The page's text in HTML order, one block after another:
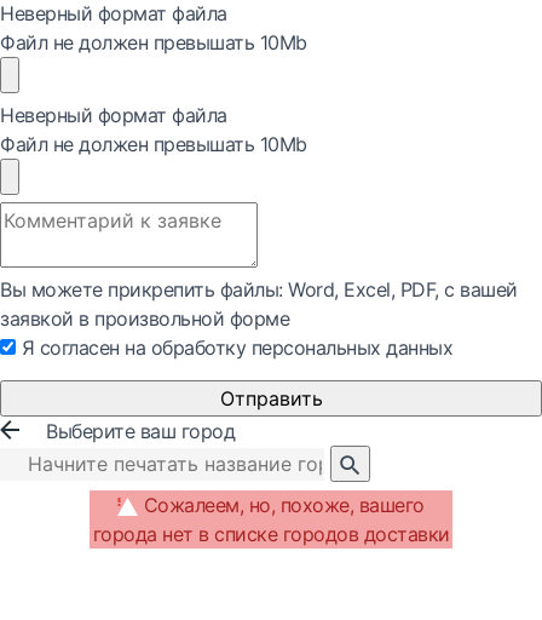
Неверный формат файла
Файл не должен превышать 10Mb
Неверный формат файла
Файл не должен превышать 10Mb
Вы можете прикрепить файлы: Word, Exсel, PDF, с вашей
заявкой в произвольной форме
Я согласен на обработку персональных данных
Отправить
Выберите ваш город
Сожалеем, но, похоже, вашего
города нет в списке городов доставки